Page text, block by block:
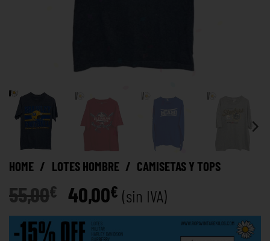
HOME / LOTES HOMBRE / CAMISETAS Y TOPS
55,00€ 40,00€ (sin IVA)